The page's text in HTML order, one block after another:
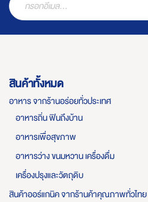
สินค้าทั้งหมด
อาหาร จากร้านอร่อยทั่วประเทศ
อาหารถิ่น ฟินถึงบ้าน
อาหารเพื่อสุขภาพ
อาหารว่าง ขนมหวาน เครื่องดื่ม
เครื่องปรุงและวัตถุดิบ
สินค้าออร์แกนิค จากร้านค้าคุณภาพทั่วไทย